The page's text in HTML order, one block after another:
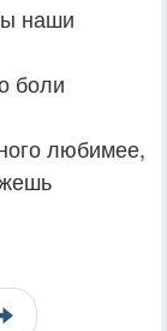
наши
боли
любимее,